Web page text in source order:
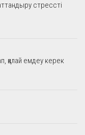
стрессті
қалай емдеу керек